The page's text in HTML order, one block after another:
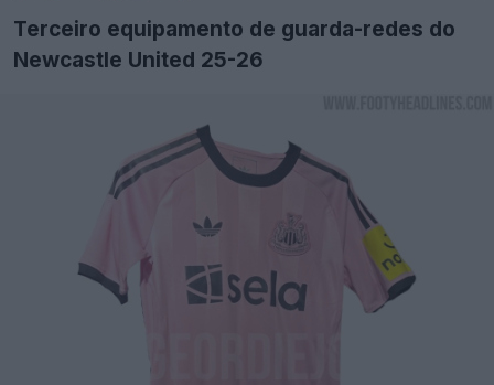
Terceiro equipamento de guarda-redes do
Newcastle United 25-26